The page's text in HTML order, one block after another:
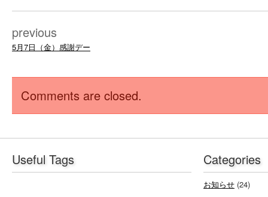
previous
5月7日（金）感謝デー
Comments are closed.
Useful Tags Categories
お知らせ (24)